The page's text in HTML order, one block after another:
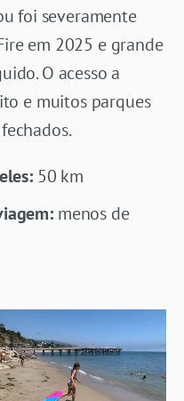
foi severamente
em 2025 e grande
O acesso a
e muitos parques
50 km
menos de